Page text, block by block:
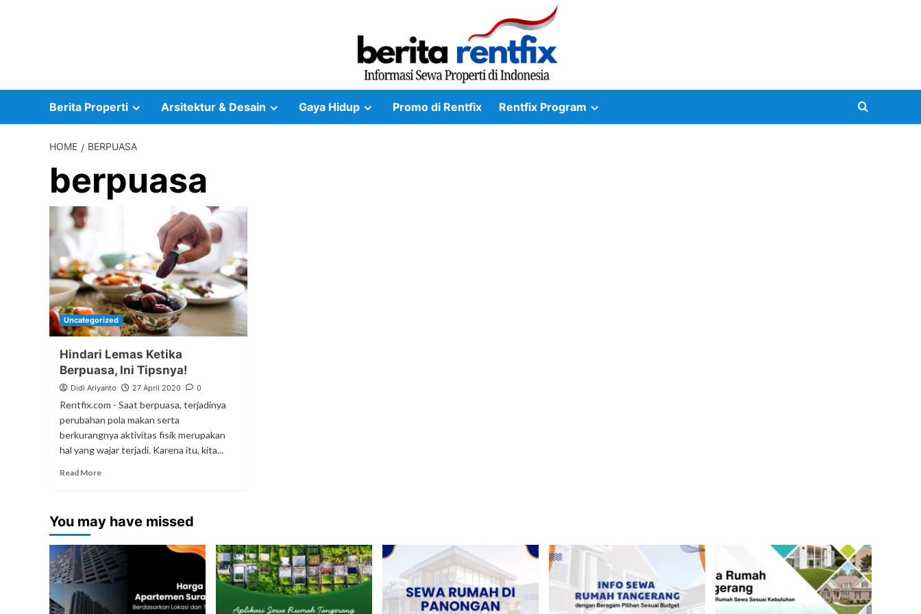
Berita Properti Arsitektur & Desain Gaya Hidup Promo di Rentfix Rentfix Program
HOME BERPUASA
berpuasa
Uncategorized
Hindari Lemas Ketika
Berpuasa, Ini Tipsnya!
Didi Ariyanto 27 April 2020 0
Rentfix.com - Saat berpuasa, terjadinya
perubahan pola makan serta
berkurangnya aktivitas fisik merupakan
hal yang wajar terjadi. Karena itu, kita...
Read More
You may have missed